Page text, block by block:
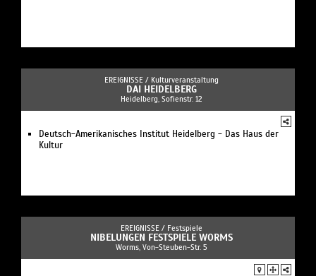
EREIGNISSE / Kulturveranstaltung
DAI HEIDELBERG
Heidelberg, Sofienstr. 12
Deutsch-Amerikanisches Institut Heidelberg - Das Haus der
Kultur
EREIGNISSE / Festspiele
NIBELUNGEN FESTSPIELE WORMS
Worms, Von-Steuben-Str. 5